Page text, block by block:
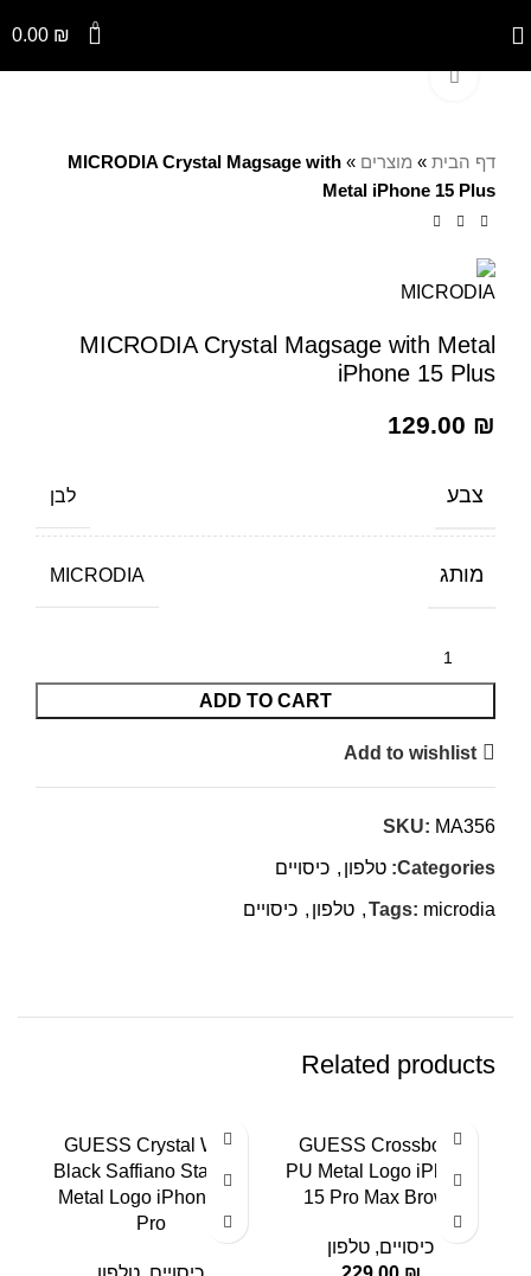
0
0.00 ₪
Click to enlarge
דף הבית » מוצרים »
MICRODIA Crystal Magsage with
Metal iPhone 15 Plus
MICRODIA Crystal Magsage with Metal
iPhone 15 Plus
129.00 ₪
צבע לבן
מותג MICRODIA
ADD TO CART
Add to wishlist
SKU: MA356
Categories: טלפון , כיסויים
Tags: microdia
, טלפון , כיסויים
Related products
GUESS Crossbody
PU Metal Logo iPhone
15 Pro Max Brown
כיסויים, טלפון
GUESS Crystal With
Black Saffiano Stand &
Metal Logo iPhone 15
Pro